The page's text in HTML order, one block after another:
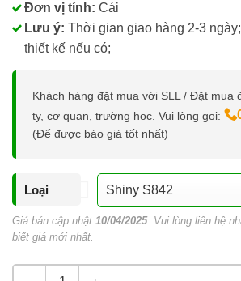
Đơn vị tính: Cái
Lưu ý: Thời gian giao hàng 2-3
thiết kế nếu có;
Khách hàng đặt mua với SLL / Đặt mua
ty, cơ quan, trường học. Vui lòng gọi:
(Để được báo giá tốt nhất)
Loại
Giá bán cập nhật 10/04/2025. Vui lòng liên hệ
biết giá mới nhất.
Khắc Dấu Họ Tên Kèm Chức Danh/Số